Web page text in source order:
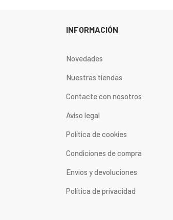
INFORMACIÓN
Novedades
Nuestras tiendas
Contacte con nosotros
Aviso legal
Política de cookies
Condiciones de compra
Envios y devoluciones
Política de privacidad